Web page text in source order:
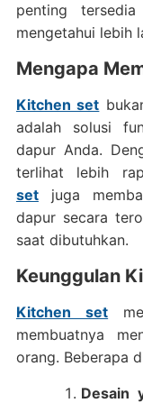
penting
mengetahui lebih
Mengapa
Kitchen set
adalah solusi
dapur Anda.
terlihat lebih
setjuga
dapur secara
saat dibutuhkan.
Keunggulan
Kitchen set
membuatnya
orang. Beberapa
Desain